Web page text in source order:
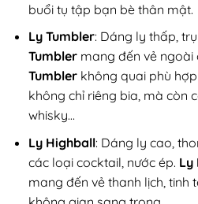
buổi tụ tập bạn bè thân mật.
Ly Tumbler: Dáng ly thấp,
Tumblermang đến vẻ ngoài
Tumblerkhông quai phù
không chỉ riêng bia, mà còn
whisky…
Ly Highball: Dáng ly cao,
các loại cocktail, nước ép. Ly
mang đến vẻ thanh lịch, tinh